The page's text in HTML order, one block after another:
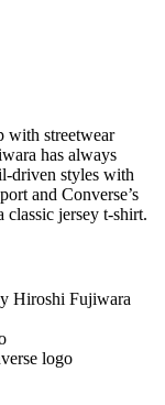
with streetwear
has always
driven styles with
and Converse’s
classic jersey t-shirt.
Hiroshi Fujiwara
logo